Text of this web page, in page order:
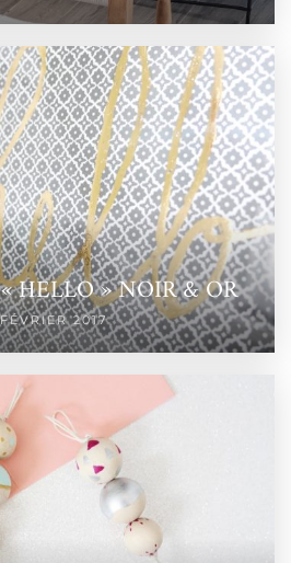
HELLO » NOIR & OR
2017